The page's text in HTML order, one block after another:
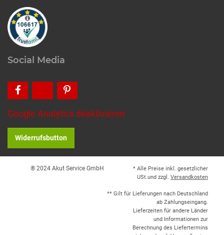
Social Media
Google Analytics deaktivieren
Widerrufsbutton
® 2024 Akut Service GmbH
* Alle Preise inkl. gesetzlicher
USt.und zzgl. Versandkosten
** Gilt für Lieferungen nach Deutschland
ab Zahlungseingang.
Lieferzeiten für andere Länder
und Informationen zur
Berechnung des Liefertermins